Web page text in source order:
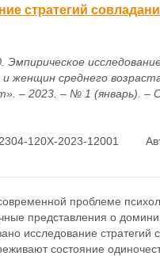
стратегий
женщин среднего
– 2023. – № 1 (январь). –
120X-2023-12001
проблеме
представления о
исследование
состояние